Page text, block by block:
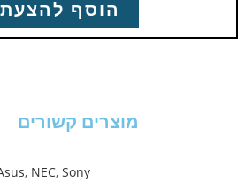
הוסף
מוצרים קשורים
, NEC, Sony